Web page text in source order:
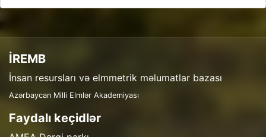
İREMB
İnsan resursları və elmmetrik məlumatlar bazası
Azərbaycan Milli Elmlər Akademiyası
Faydalı keçidlər